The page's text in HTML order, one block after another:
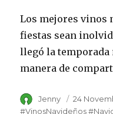
Los mejores vinos
fiestas sean
llegó la temporada
manera de
Author
Jenny
Posted
on
24
#VinosNavideños